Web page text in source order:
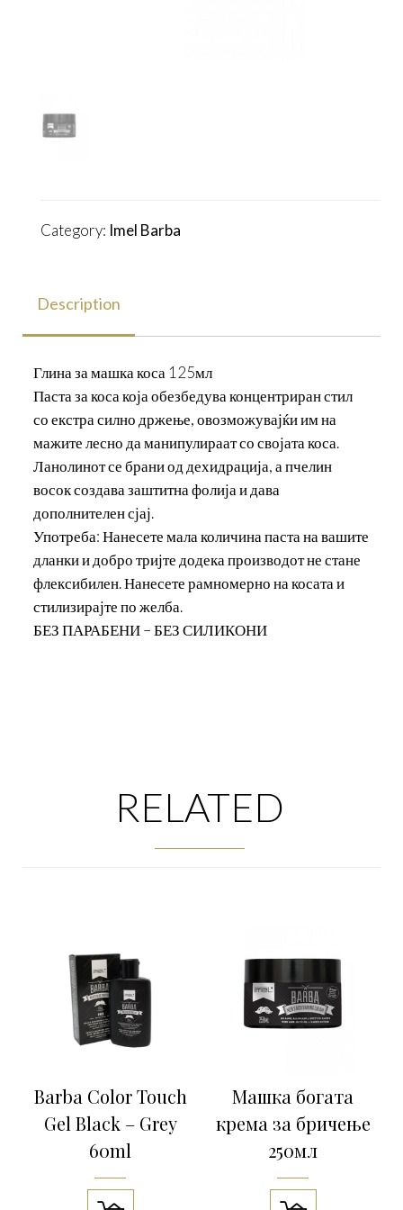
Category: Imel Barba
Description
Глина за машка коса 125мл
Паста за коса која обезбедува концентриран стил
со екстра силно држење, овозможувајќи им на
мажите лесно да манипулираат со својата коса.
Ланолинот се брани од дехидрација, а пчелин
восок создава заштитна фолија и дава
дополнителен сјај.
Употреба: Нанесете мала количина паста на вашите
дланки и добро тријте додека производот не стане
флексибилен. Нанесете рамномерно на косата и
стилизирајте по желба.
БЕЗ ПАРАБЕНИ – БЕЗ СИЛИКОНИ
RELATED
Barba Color Touch
Gel Black – Grey
60ml
Машка богата
крема за бричење
250мл